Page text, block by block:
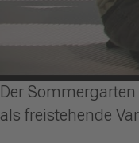
Der
als freistehende